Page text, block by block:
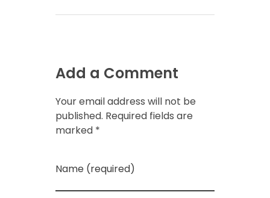
Add a Comment
Your email address will not be
published. Required fields are
marked *
Name (required)